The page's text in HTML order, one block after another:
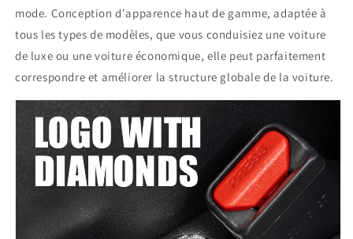
mode. Conception d'apparence haut de gamme, adaptée à
tous les types de modèles, que vous conduisiez une voiture
de luxe ou une voiture économique, elle peut parfaitement
correspondre et améliorer la structure globale de la voiture.